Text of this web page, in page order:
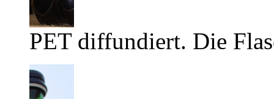
PET diffundiert. Die